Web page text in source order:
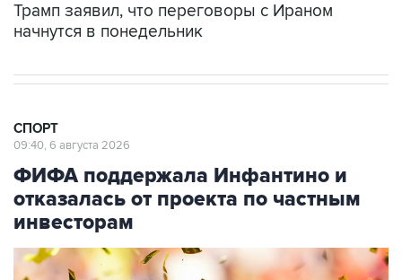
Трамп заявил, что переговоры с Ираном
начнутся в понедельник
СПОРТ
09:40, 6 августа 2026
ФИФА поддержала Инфантино и
отказалась от проекта по частным
инвесторам